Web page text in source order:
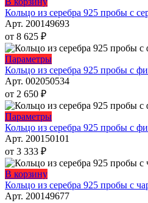
можно
выбрать
странице
товара.
товар
имеет
вариаций.
Опции
можно
выбрать
странице
товара.
Кольцо из серебра 925 пробы с
Арт. 200149693
от 8 625 ₽
ПараметрыЭтот
товар
имеет
вариаций.
Опции
можно
выбрать
странице
товара.
Кольцо из серебра 925 пробы с
Арт. 002050534
от 2 650 ₽
ПараметрыЭтот
товар
имеет
вариаций.
Опции
можно
выбрать
Кольцо из серебра 925 пробы с
Арт. 200150101
от 3 333 ₽
В корзинуЭтот
товар
имеет
Кольцо из серебра 925 пробы с
Арт. 200149677